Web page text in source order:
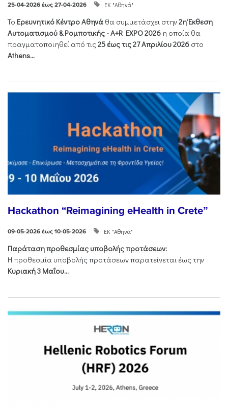
25-04-2026 έως 27-04-2026 ΕΚ "Αθηνά"
Το Ερευνητικό Κέντρο Αθηνά θα συμμετάσχει στην2η Έκθεση
Αυτοματισμού & Ρομποτικής - Α+R EXPO 2026 η οποία θα
πραγματοποιηθεί από τις25 έως τις 27 Απριλίου 2026 στο
Athens...
Hackathon “Reimagining eHealth in Crete”
09-05-2026 έως 10-05-2026 ΕΚ "Αθηνά"
Παράταση προθεσμίας υποβολής προτάσεων:
Η προθεσμία υποβολής προτάσεων παρατείνεται έως την
Κυριακή 3 Μαΐου...